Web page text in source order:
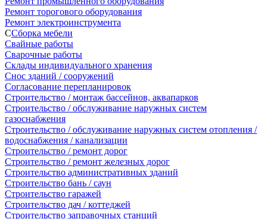
Ремонт торогового оборудования
Ремонт электроинструмента
ССборка мебели
Свайные работы
Сварочные работы
Склады индивидуального хранения
Снос зданий / сооружений
Согласование перепланировок
Строительство / монтаж бассейнов, аквапарков
Строительство / обслуживание наружных систем
газоснабжения
Строительство / обслуживание наружных систем отопления /
водоснабжения / канализации
Строительство / ремонт дорог
Строительство / ремонт железных дорог
Строительство административных зданий
Строительство бань / саун
Строительство гаражей
Строительство дач / коттеджей
Строительство заправочных станций